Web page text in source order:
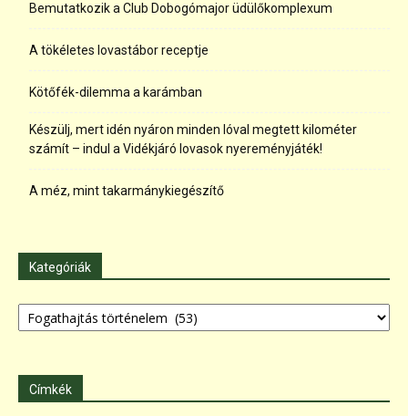
Bemutatkozik a Club Dobogómajor üdülőkomplexum
A tökéletes lovastábor receptje
Kötőfék-dilemma a karámban
Készülj, mert idén nyáron minden lóval megtett kilométer
számít – indul a Vidékjáró lovasok nyereményjáték!
A méz, mint takarmánykiegészítő
Kategóriák
Kategóriák
Címkék